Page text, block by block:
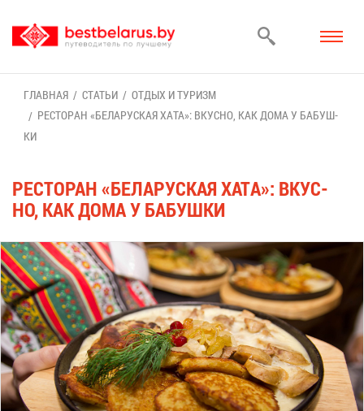
ГЛАВ­НАЯ СТА­ТЬИ
ОТ­ДЫХ И ТУ­РИЗМ
РЕ­СТО­РАН «БЕ­ЛА­РУС­КАЯ ХА­ТА»: ВКУС­НО, КАК ДО­МА У БА­БУШ­
КИ
РЕ­СТО­РАН «БЕ­ЛА­РУС­КАЯ ХА­ТА»: ВКУС­
НО, КАК ДО­МА У БА­БУШ­КИ